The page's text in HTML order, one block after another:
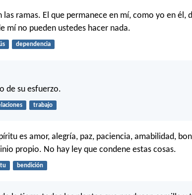
las ramas. El que permanece en mí, como yo en él,
mí no pueden ustedes hacer nada.
dependencia
de su esfuerzo.
trabajo
es amor, alegría, paz, paciencia, amabilidad,
propio. No hay ley que condene estas cosas.
bendición